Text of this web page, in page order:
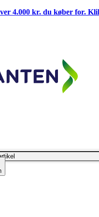
4.000 kr. du køber for.